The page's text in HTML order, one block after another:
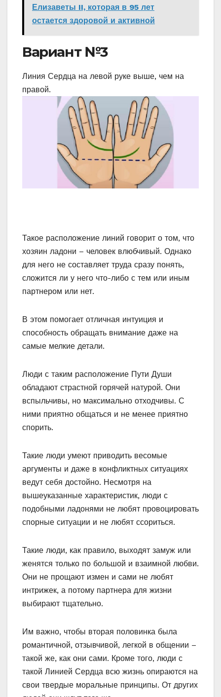
Елизаветы II, которая в 95 лет
остается здоровой и активной
Вариант №3
Линия Сердца на левой руке выше, чем на
правой.
Такое расположение линий говорит о том, что
хозяин ладони – человек влюбчивый. Однако
для него не составляет труда сразу понять,
сложится ли у него что-либо с тем или иным
партнером или нет.
В этом помогает отличная интуиция и
способность обращать внимание даже на
самые мелкие детали.
Люди с таким расположение Пути Души
обладают страстной горячей натурой. Они
вспыльчивы, но максимально отходчивы. С
ними приятно общаться и не менее приятно
спорить.
Такие люди умеют приводить весомые
аргументы и даже в конфликтных ситуациях
ведут себя достойно. Несмотря на
вышеуказанные характеристик, люди с
подобными ладонями не любят провоцировать
спорные ситуации и не любят ссориться.
Такие люди, как правило, выходят замуж или
женятся только по большой и взаимной любви.
Они не прощают измен и сами не любят
интрижек, а потому партнера для жизни
выбирают тщательно.
Им важно, чтобы вторая половинка была
романтичной, отзывчивой, легкой в общении –
такой же, как они сами. Кроме того, люди с
такой Линией Сердца всю жизнь опираются на
свои твердые моральные принципы. От других